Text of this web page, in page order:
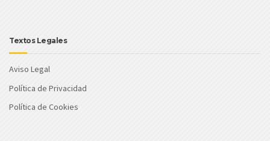
Textos Legales
Aviso Legal
Política de Privacidad
Política de Cookies